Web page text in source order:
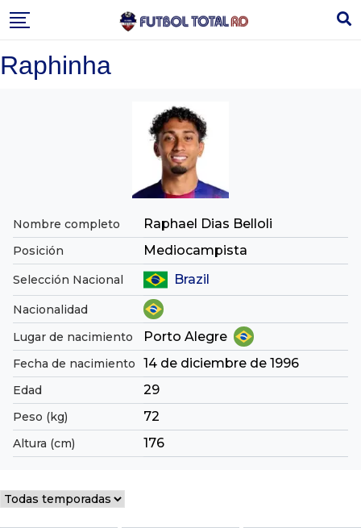
to
Raphinha
Nombre completo Raphael Dias Belloli
Posición Mediocampista
Selección Nacional Brazil
Nacionalidad
Lugar de nacimiento
Porto Alegre
Fecha de nacimiento 14 de diciembre de 1996
Edad 29
Peso (kg) 72
Altura (cm) 176